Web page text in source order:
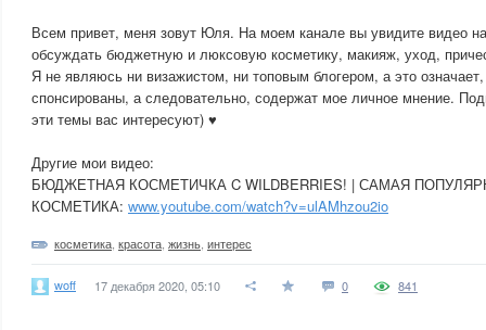
Всем привет, меня зовут Юля. На моем канале вы увидите видео
обсуждать бюджетную и люксовую косметику, макияж, уход,
Я не являюсь ни визажистом, ни топовым блогером, а это
спонсированы, а следовательно, содержат мое личное мнение.
эти темы вас интересуют) ♥
Другие мои видео:
БЮДЖЕТНАЯ КОСМЕТИЧКА C WILDBERRIES! | САМАЯ
КОСМЕТИКА: www.youtube.com/watch?v=ulAMhzou2io
косметика красота жизнь интерес
woff 17 декабря 2020, 05:10 0 841